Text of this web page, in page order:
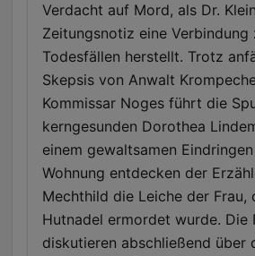
Verdacht auf Mord, als Dr.
Zeitungsnotiz eine Verbindung
Todesfällen herstellt. Trotz
Skepsis von Anwalt
Kommissar Noges führt die
kerngesunden Dorothea
einem gewaltsamen
Wohnung entdecken der
Mechthild die Leiche der Frau,
Hutnadel ermordet wurde. Die
diskutieren abschließend über